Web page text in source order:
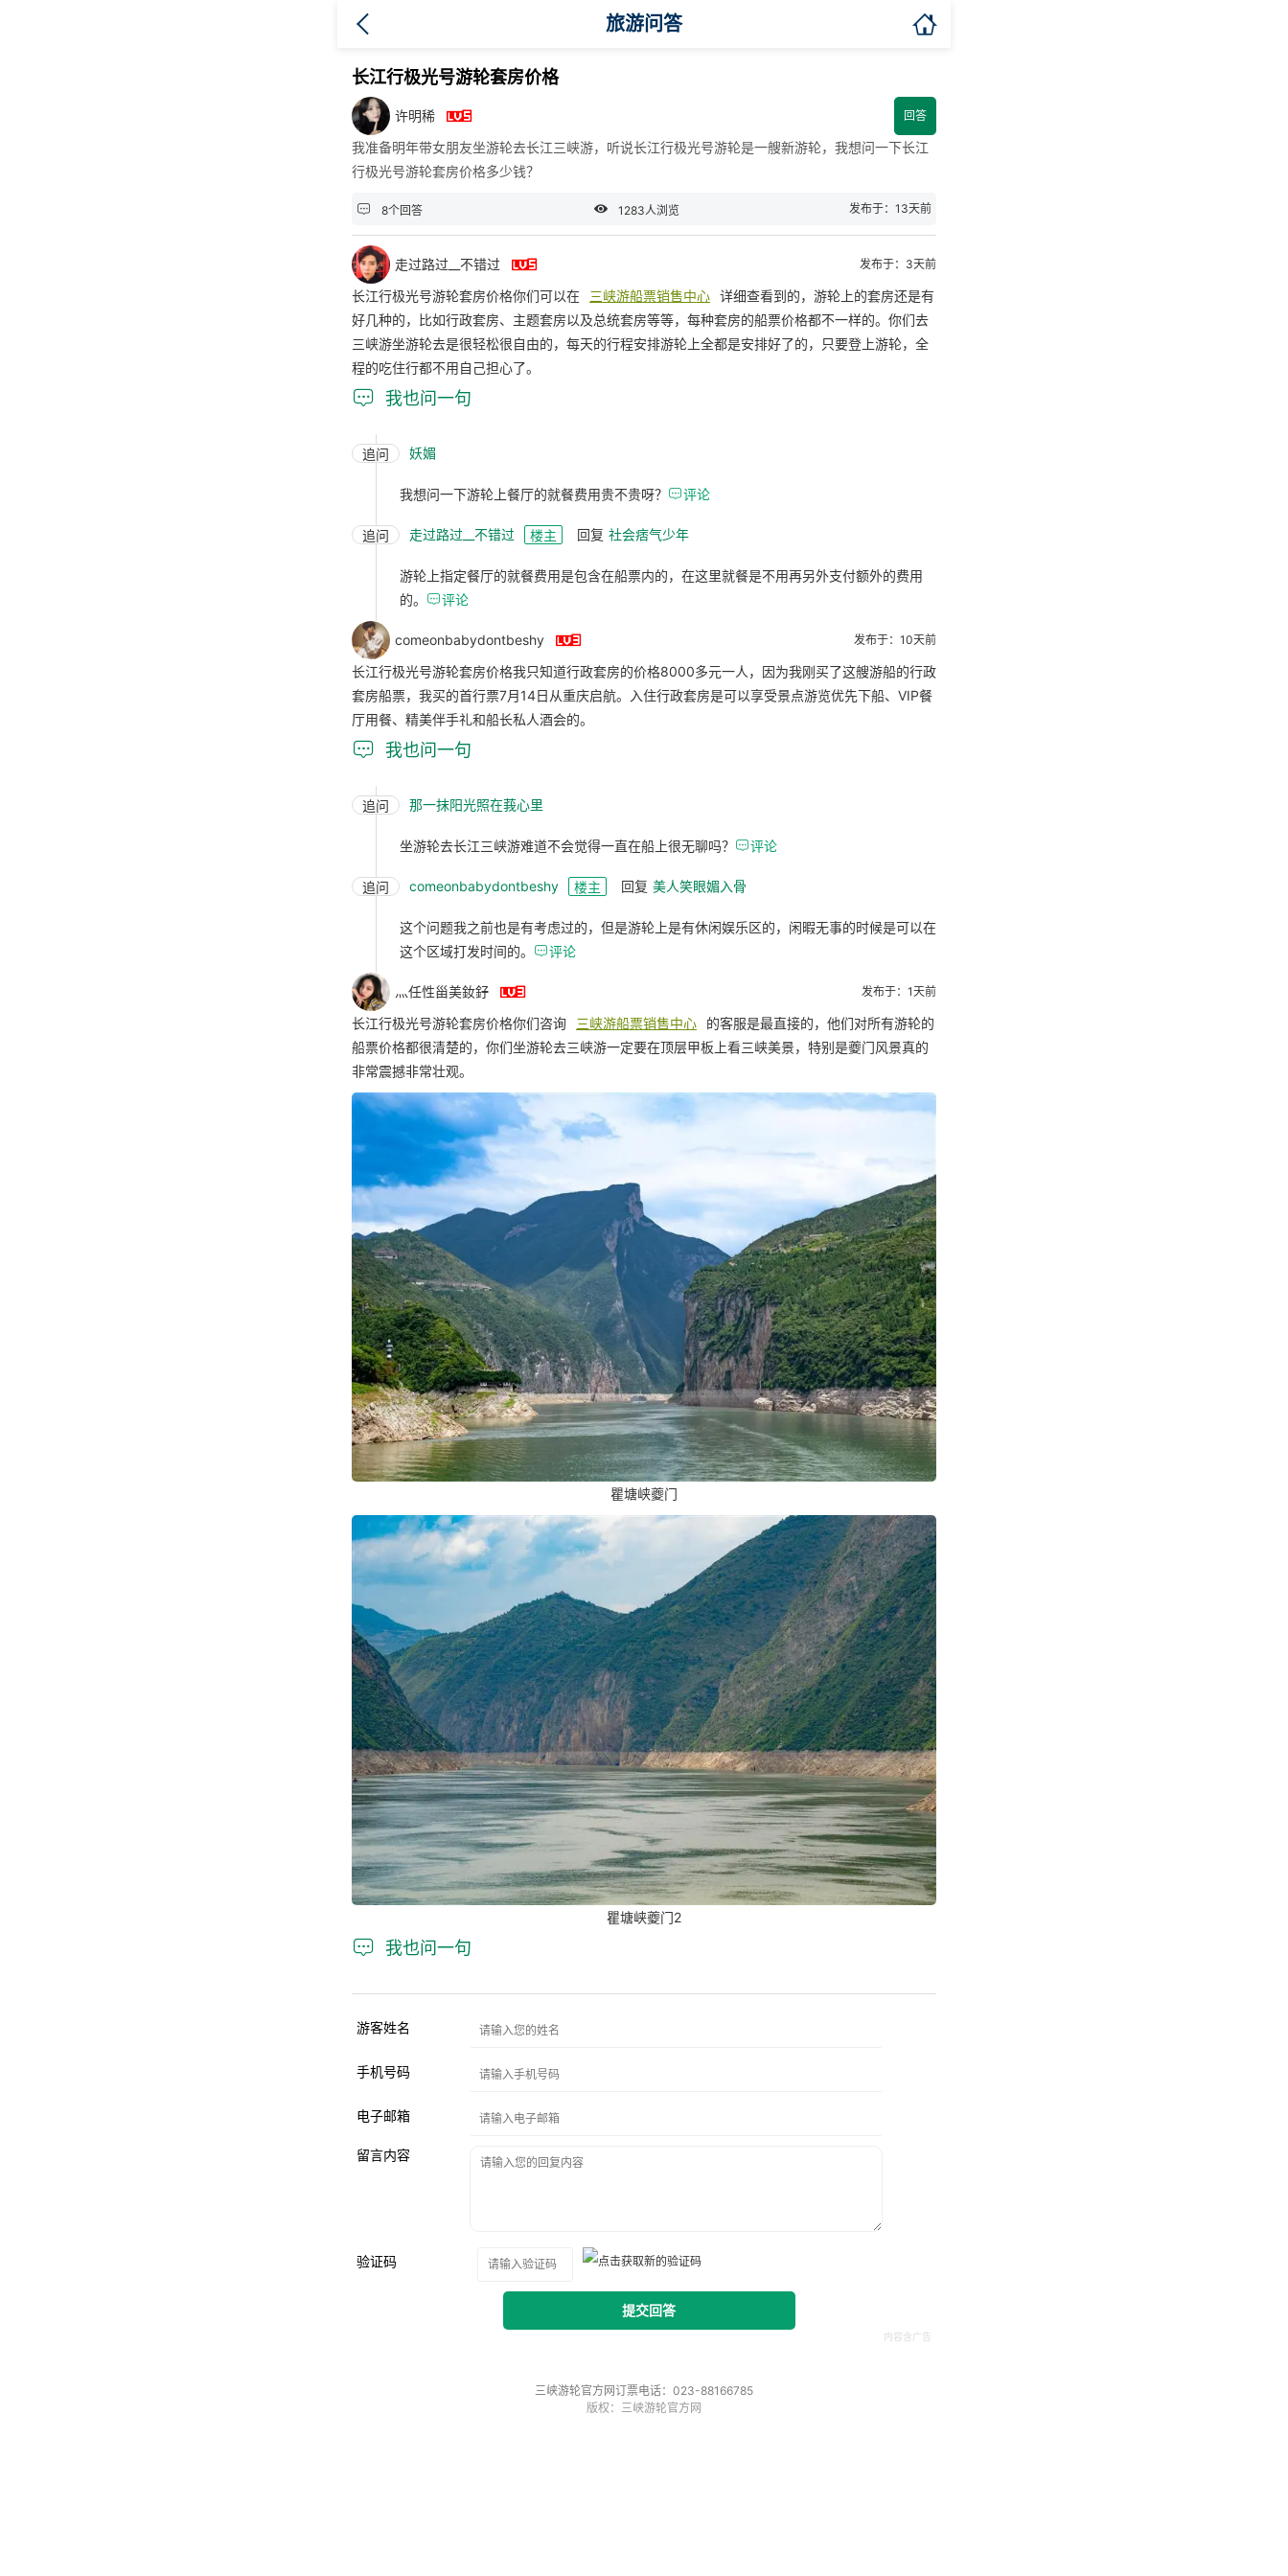
旅游问答 
长江行极光号游轮套房价格
许明稀  回答
我准备明年带女朋友坐游轮去长江三峡游，听说长江行极光号游轮是一艘新游轮，我想问一下长江
行极光号游轮套房价格多少钱？
 8个回答  1283人浏览 发布于：13天前
走过路过__不错过  发布于：3天前
长江行极光号游轮套房价格你们可以在 三峡游船票销售中心 详细查看到的，游轮上的套房还是有
好几种的，比如行政套房、主题套房以及总统套房等等，每种套房的船票价格都不一样的。你们去
三峡游坐游轮去是很轻松很自由的，每天的行程安排游轮上全都是安排好了的，只要登上游轮，全
程的吃住行都不用自己担心了。
 我也问一句
追问 妖媚
我想问一下游轮上餐厅的就餐费用贵不贵呀？ 评论
追问 走过路过__不错过 楼主 回复 社会痞气少年
游轮上指定餐厅的就餐费用是包含在船票内的，在这里就餐是不用再另外支付额外的费用
的。 评论
comeonbabydontbeshy  发布于：10天前
长江行极光号游轮套房价格我只知道行政套房的价格8000多元一人，因为我刚买了这艘游船的行政
套房船票，我买的首行票7月14日从重庆启航。入住行政套房是可以享受景点游览优先下船、VIP餐
厅用餐、精美伴手礼和船长私人酒会的。
 我也问一句
追问 那一抹阳光照在莪心里
坐游轮去长江三峡游难道不会觉得一直在船上很无聊吗？ 评论
追问 comeonbabydontbeshy 楼主 回复 美人笑眼媚入骨
这个问题我之前也是有考虑过的，但是游轮上是有休闲娱乐区的，闲暇无事的时候是可以在
这个区域打发时间的。 评论
灬任性甾美釹釨  发布于：1天前
长江行极光号游轮套房价格你们咨询 三峡游船票销售中心
的客服是最直接的，他们对所有游轮的
船票价格都很清楚的，你们坐游轮去三峡游一定要在顶层甲板上看三峡美景，特别是夔门风景真的
非常震撼非常壮观。
瞿塘峡夔门
瞿塘峡夔门2
 我也问一句
游客姓名
手机号码
电子邮箱
留言内容
验证码
提交回答
三峡游轮官方网订票电话：023-88166785
版权：三峡游轮官方网